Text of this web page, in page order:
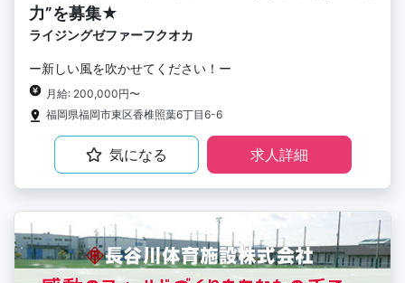
力”を募集★
ライジングゼファーフクオカ
ー新しい風を吹かせてください！ー
月給: 200,000円〜
福岡県福岡市東区香椎照葉6丁目6-6
気になる 求人詳細